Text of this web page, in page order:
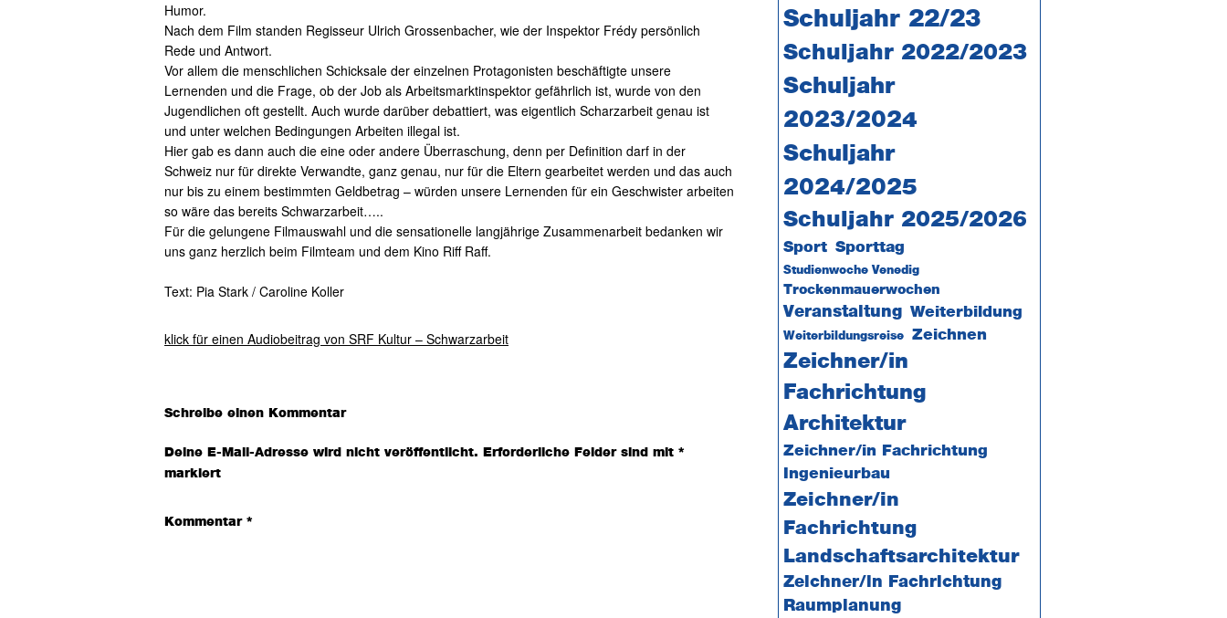
Humor.
Nach dem Film standen Regisseur Ulrich Grossenbacher, wie der Inspektor Frédy persönlich
Rede und Antwort.
Vor allem die menschlichen Schicksale der einzelnen Protagonisten beschäftigte unsere
Lernenden und die Frage, ob der Job als Arbeitsmarktinspektor gefährlich ist, wurde von den
Jugendlichen oft gestellt. Auch wurde darüber debattiert, was eigentlich Scharzarbeit genau ist
und unter welchen Bedingungen Arbeiten illegal ist.
Hier gab es dann auch die eine oder andere Überraschung, denn per Definition darf in der
Schweiz nur für direkte Verwandte, ganz genau, nur für die Eltern gearbeitet werden und das auch
nur bis zu einem bestimmten Geldbetrag – würden unsere Lernenden für ein Geschwister arbeiten
so wäre das bereits Schwarzarbeit…..
Für die gelungene Filmauswahl und die sensationelle langjährige Zusammenarbeit bedanken wir
uns ganz herzlich beim Filmteam und dem Kino Riff Raff.
Text: Pia Stark / Caroline Koller
klick für einen Audiobeitrag von SRF Kultur – Schwarzarbeit
Leser-
Interaktionen
Schreibe einen Kommentar
Deine E-Mail-Adresse wird nicht veröffentlicht. Erforderliche Felder sind mit *
markiert
Kommentar *
Schuljahr 22/23
Schuljahr 2022/2023
Schuljahr
2023/2024
Schuljahr
2024/2025
Schuljahr 2025/2026
Sport Sporttag
Studienwoche Venedig
Trockenmauerwochen
Veranstaltung Weiterbildung
Weiterbildungsreise Zeichnen
Zeichner/in
Fachrichtung
Architektur
Zeichner/in Fachrichtung
Ingenieurbau
Zeichner/in
Fachrichtung
Landschaftsarchitektur
Zeichner/in Fachrichtung
Raumplanung